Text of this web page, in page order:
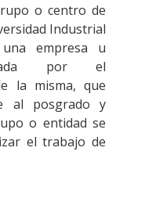
o centro de
Industrial
empresa u
por el
la misma, que
al posgrado y
o entidad se
el trabajo de